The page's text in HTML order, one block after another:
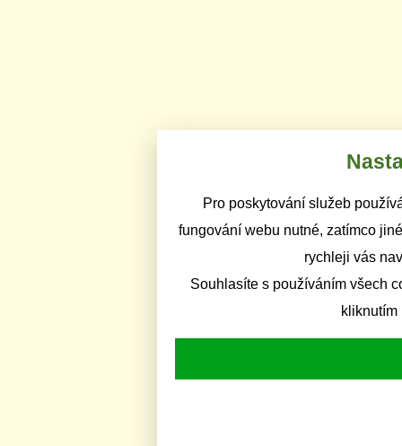
Pro poskytování služeb
fungování webu nutné, zatímco
rychleji vás
Souhlasíte s používáním všech
kliknutím